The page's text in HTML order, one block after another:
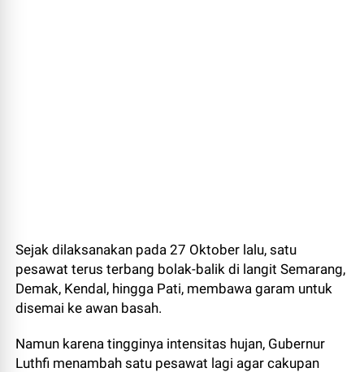
Sejak dilaksanakan pada 27 Oktober lalu, satu
pesawat terus terbang bolak-balik di langit Semarang,
Demak, Kendal, hingga Pati, membawa garam untuk
disemai ke awan basah.
Namun karena tingginya intensitas hujan, Gubernur
Luthfi menambah satu pesawat lagi agar cakupan